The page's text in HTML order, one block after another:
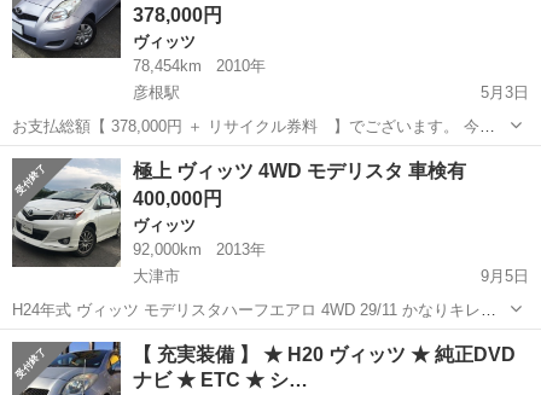
378,000円
ヴィッツ
78,454km
2010年
彦根駅
5月3日
お支払総額【 378,000円 ＋ リサイクル券料 】でございます。 今回
出品させて頂きます車両は、 トヨタのヴィッツです！ ワンオーナーで
すので中もとても綺麗です！ そして便利なスマートキー！ポ...
滋賀 彦根市 彦根駅 オーナー
極上 ヴィッツ 4WD モデリスタ 車検有
400,000円
ヴィッツ
92,000km
2013年
大津市
9月5日
H24年式 ヴィッツ モデリスタハーフエアロ 4WD 29/11 かなりキレイ
な一台です(^^) いつでも問い合わせください！！ 08031360089 宮本
滋賀 大津市 ヴィッツ モデリスタ
【 充実装備 】 ★ H20 ヴィッツ ★ 純正DVD
ナビ ★ ETC ★ シ…